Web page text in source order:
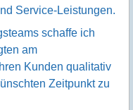
Service-Leistungen.
schaffe ich
am
Kunden qualitativ
Zeitpunkt zu